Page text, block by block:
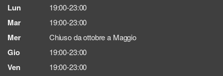
Lun 19:00-23:00
Mar 19:00-23:00
Mer Chiuso da ottobre a Maggio
Gio 19:00-23:00
Ven 19:00-23:00